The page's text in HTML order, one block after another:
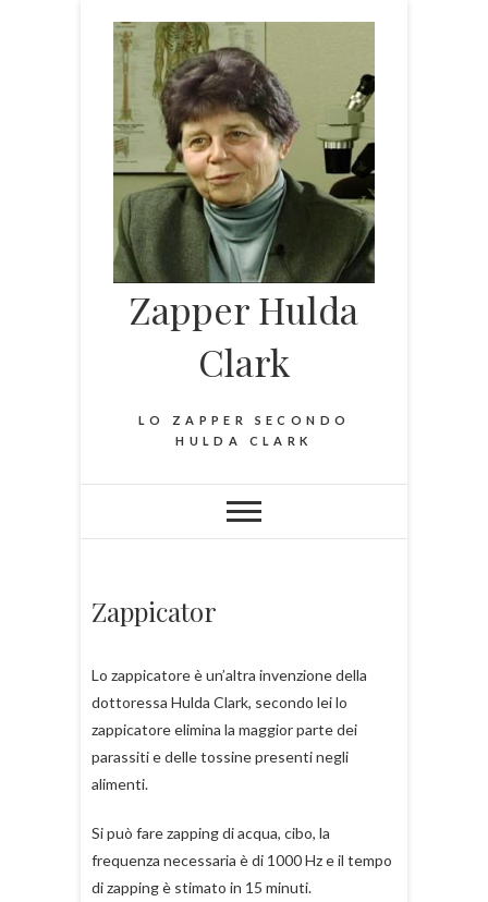
content
Zapper Hulda
Clark
LO ZAPPER SECONDO
HULDA CLARK
Zappicator
Lo zappicatore è un’altra invenzione della
dottoressa Hulda Clark, secondo lei lo
zappicatore elimina la maggior parte dei
parassiti e delle tossine presenti negli
alimenti.
Si può fare zapping di acqua, cibo, la
frequenza necessaria è di 1000 Hz e il tempo
di zapping è stimato in 15 minuti.